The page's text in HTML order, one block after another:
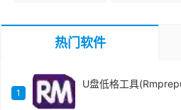
热门软件
1